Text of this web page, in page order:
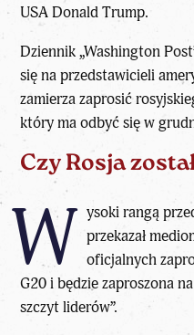
USA Donald Trump.
Dziennik „Washington
się na przedstawicieli
zamierza zaprosić
który ma odbyć się w
Czy Rosja
W ysoki rangą
przekazał
oficjalnych
G20 i będzie zaproszona
szczyt liderów”.